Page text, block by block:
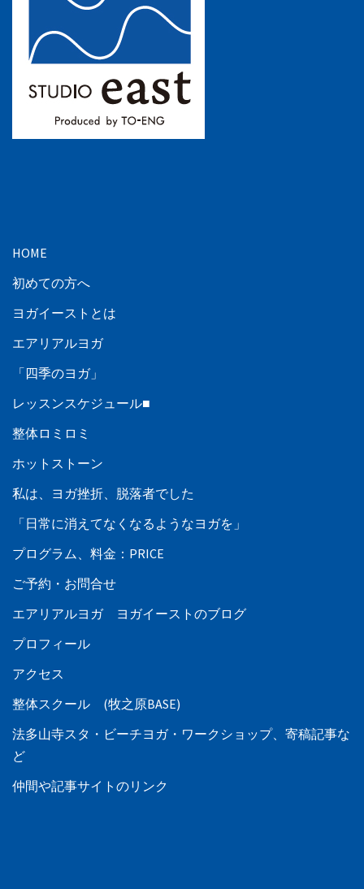
HOME
初めての方へ
ヨガイーストとは
エアリアルヨガ
「四季のヨガ」
レッスンスケジュール■
整体ロミロミ
ホットストーン
私は、ヨガ挫折、脱落者でした
「日常に消えてなくなるようなヨガを」
プログラム、料金：PRICE
ご予約・お問合せ
エアリアルヨガ ヨガイーストのブログ
プロフィール
アクセス
整体スクール (牧之原BASE)
法多山寺スタ・ビーチヨガ・ワークショップ、寄稿記事な
ど
仲間や記事サイトのリンク